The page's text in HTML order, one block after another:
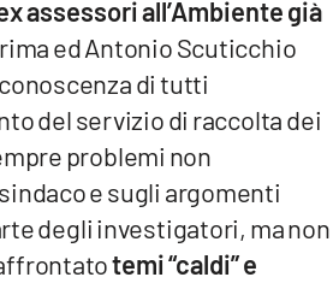
assessori all’Ambiente già
ed Antonio Scuticchio
di tutti
del servizio di raccolta dei
problemi non
e sugli argomenti
degli investigatori, ma non
temi “caldi” e